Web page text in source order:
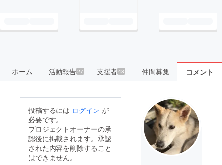
ホーム 活動報告27 支援者48 仲間募集 コメント
投稿するには ログイン が
必要です。
プロジェクトオーナーの承
認後に掲載されます。承認
された内容を削除すること
はできません。